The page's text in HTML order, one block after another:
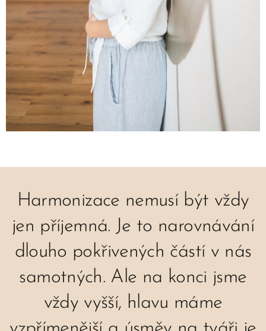
Harmonizace nemusí být vždy
jen příjemná. Je to narovnávání
dlouho pokřivených částí v nás
samotných. Ale na konci jsme
vždy vyšší, hlavu máme